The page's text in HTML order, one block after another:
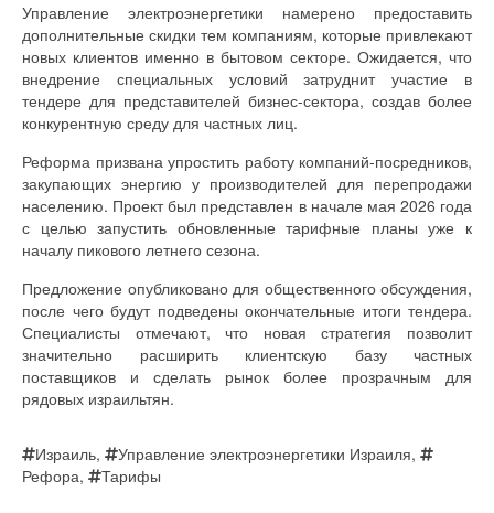
Управление электроэнергетики намерено предоставить
дополнительные скидки тем компаниям, которые привлекают
новых клиентов именно в бытовом секторе. Ожидается, что
внедрение специальных условий затруднит участие в
тендере для представителей бизнес-сектора, создав более
конкурентную среду для частных лиц.
Реформа призвана упростить работу компаний-посредников,
закупающих энергию у производителей для перепродажи
населению. Проект был представлен в начале мая 2026 года
с целью запустить обновленные тарифные планы уже к
началу пикового летнего сезона.
Предложение опубликовано для общественного обсуждения,
после чего будут подведены окончательные итоги тендера.
Специалисты отмечают, что новая стратегия позволит
значительно расширить клиентскую базу частных
поставщиков и сделать рынок более прозрачным для
рядовых израильтян.
Израиль, Управление электроэнергетики Израиля,
Рефора, Тарифы